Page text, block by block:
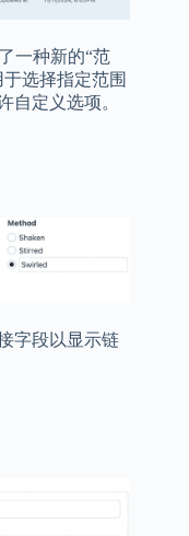
一种新的“范
选择指定范围
自定义选项。
字段以显示链